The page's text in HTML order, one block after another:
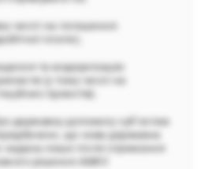
числі на погашення
плати);
та модернізацію
(у тому числі на
проектів).
державну допомогу суб’єктам
що нова державна
лише після отримання
рішення АМКУ.